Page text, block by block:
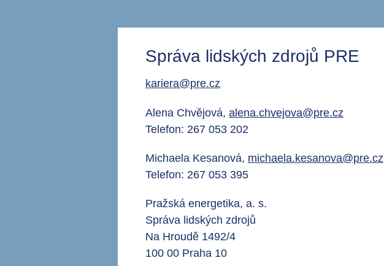
Správa lidských zdrojů PRE
kariera@pre.cz
Alena Chvějová, alena.chvejova@pre.cz
Telefon: 267 053 202
Michaela Kesanová, michaela.kesanova@pre.cz
Telefon: 267 053 395
Pražská energetika, a. s.
Správa lidských zdrojů
Na Hroudě 1492/4
100 00 Praha 10